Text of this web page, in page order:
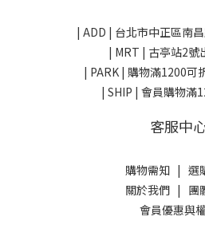
| ADD | 台北市中正區南
| MRT | 古亭站2號
| PARK | 購物滿1200可
| SHIP | 會員購物滿
客服中
購物需知| 選
關於我們| 團
會員優惠與